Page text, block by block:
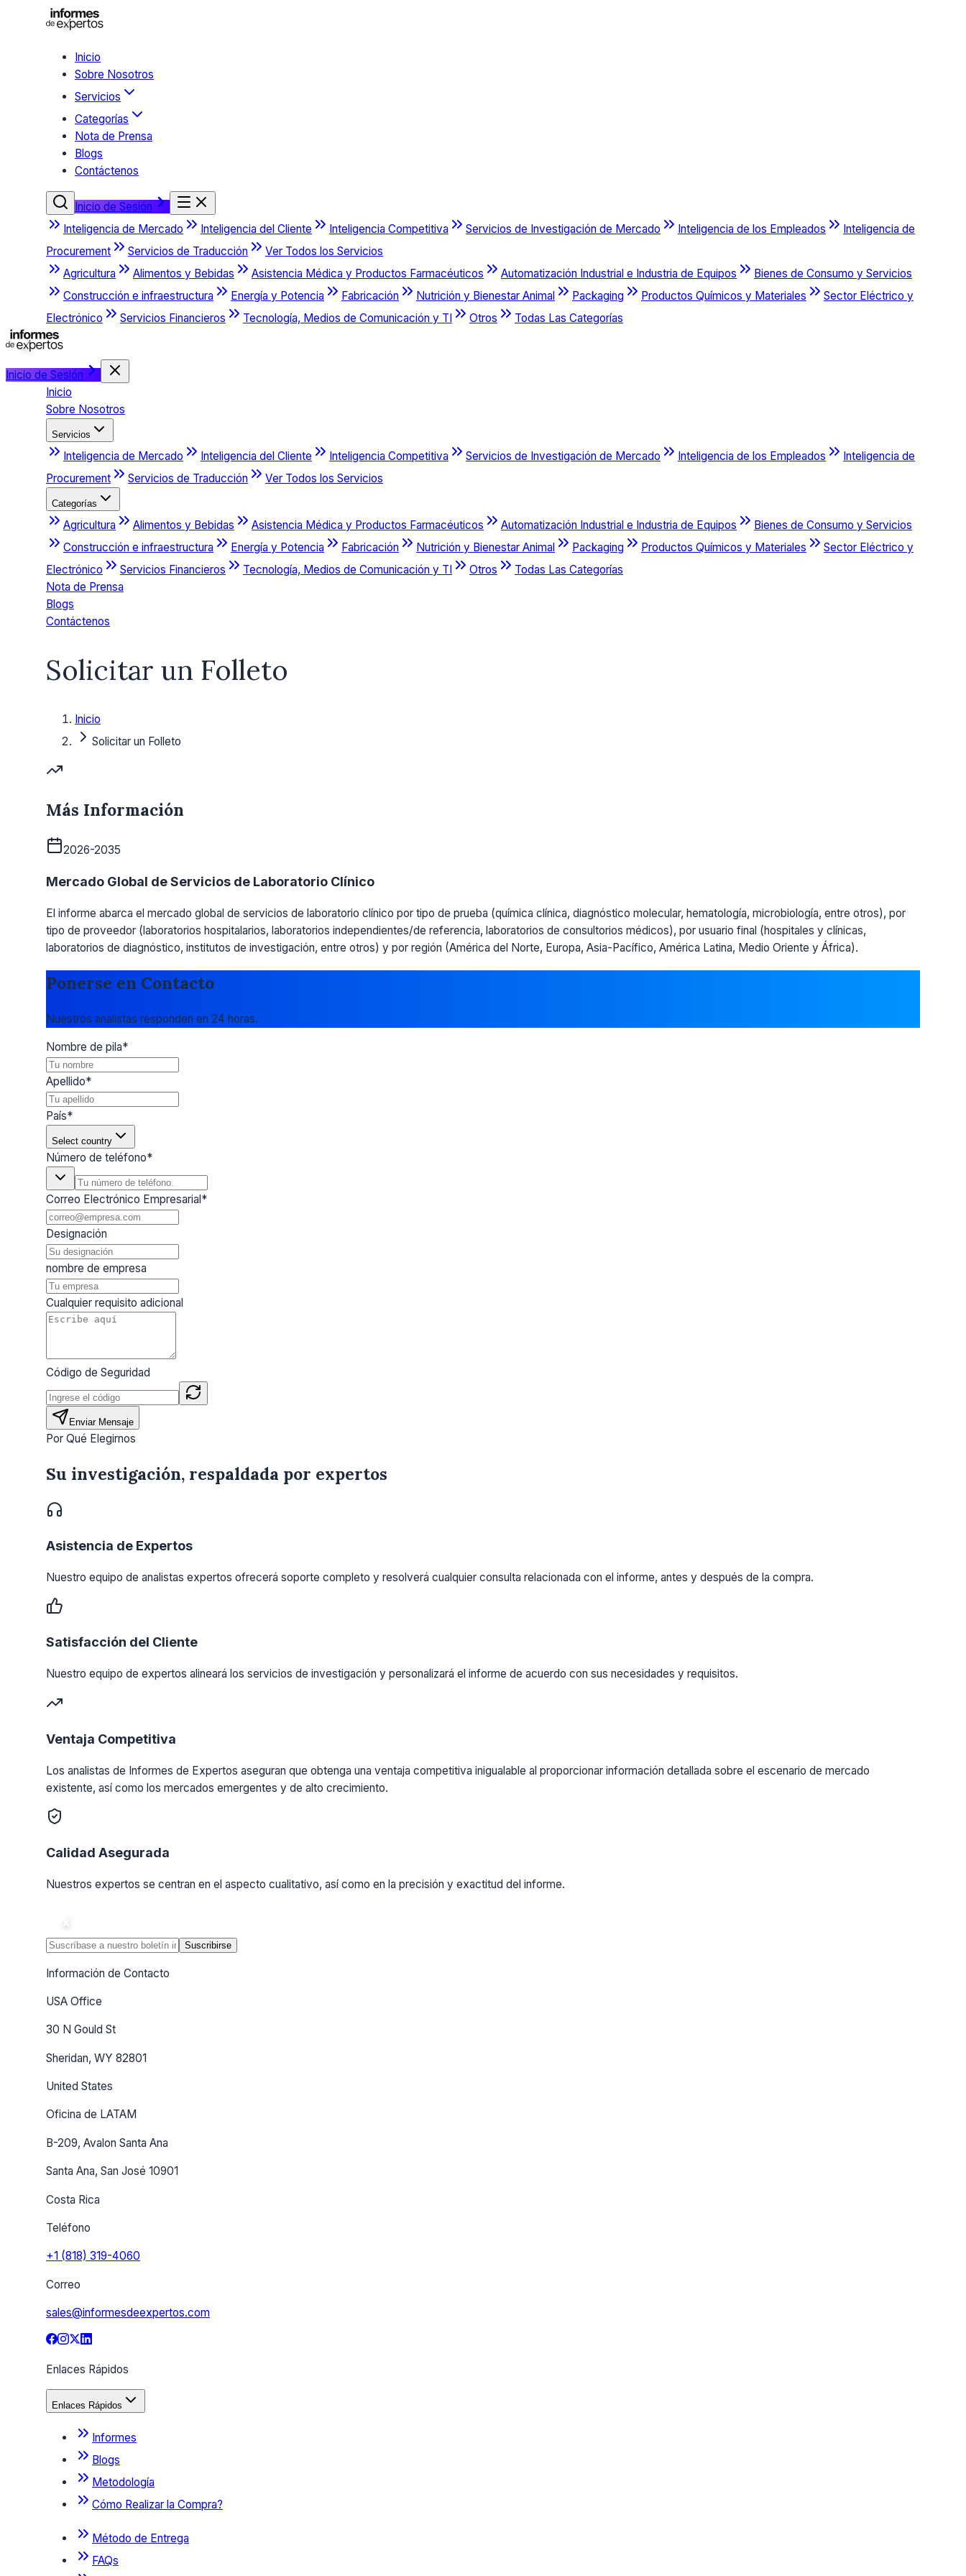
Inicio
Sobre Nosotros
Servicios
Categorías
Nota de Prensa
Blogs
Contáctenos
Inicio de Sesión
Inteligencia de Mercado
Inteligencia del Cliente Inteligencia Competitiva Servicios de Investigación de Mercado Inteligencia de los Empleados
Inteligencia de
Procurement
Servicios de Traducción
Ver Todos los Servicios
Agricultura
Alimentos y Bebidas Asistencia Médica y Productos Farmacéuticos Automatización Industrial e Industria de Equipos
Bienes de Consumo y Servicios
Construcción e infraestructura
Energía y Potencia Fabricación Nutrición y Bienestar Animal Packaging Productos Químicos y Materiales
Sector Eléctrico y
Electrónico
Servicios Financieros Tecnología, Medios de Comunicación y TI Otros Todas Las Categorías
Inicio de Sesión
Inicio
Sobre Nosotros
Servicios
Inteligencia de Mercado Inteligencia del Cliente Inteligencia Competitiva Servicios de Investigación de Mercado Inteligencia de los Empleados
Inteligencia de
Procurement
Servicios de Traducción Ver Todos los Servicios
Categorías
Agricultura Alimentos y Bebidas Asistencia Médica y Productos Farmacéuticos Automatización Industrial e Industria de Equipos
Bienes de Consumo y Servicios
Construcción e infraestructura
Energía y Potencia Fabricación Nutrición y Bienestar Animal Packaging Productos Químicos y Materiales
Sector Eléctrico y
Electrónico
Servicios Financieros Tecnología, Medios de Comunicación y TI Otros
Todas Las Categorías
Nota de Prensa
Blogs
Contáctenos
Solicitar un Folleto
Inicio
Solicitar un Folleto
Más Información
2026-2035
Mercado Global de Servicios de Laboratorio Clínico
El informe abarca el mercado global de servicios de laboratorio clínico por tipo de prueba (química clínica, diagnóstico molecular, hematología, microbiología, entre otros), por
tipo de proveedor (laboratorios hospitalarios, laboratorios independientes/de referencia, laboratorios de consultorios médicos), por usuario final (hospitales y clínicas,
laboratorios de diagnóstico, institutos de investigación, entre otros) y por región (América del Norte, Europa, Asia-Pacífico, América Latina, Medio Oriente y África).
Ponerse en Contacto
Nuestros analistas responden en 24 horas.
Nombre de pila*
Apellido*
País*
Select country
Número de teléfono*
Correo Electrónico Empresarial*
Designación
nombre de empresa
Cualquier requisito adicional
Código de Seguridad
Enviar Mensaje
Por Qué Elegirnos
Su investigación, respaldada por expertos
Asistencia de Expertos
Nuestro equipo de analistas expertos ofrecerá soporte completo y resolverá cualquier consulta relacionada con el informe, antes y después de la compra.
Satisfacción del Cliente
Nuestro equipo de expertos alineará los servicios de investigación y personalizará el informe de acuerdo con sus necesidades y requisitos.
Ventaja Competitiva
Los analistas de Informes de Expertos aseguran que obtenga una ventaja competitiva inigualable al proporcionar información detallada sobre el escenario de mercado
existente, así como los mercados emergentes y de alto crecimiento.
Calidad Asegurada
Nuestros expertos se centran en el aspecto cualitativo, así como en la precisión y exactitud del informe.
Suscribirse
Información de Contacto
USA Office
30 N Gould St
Sheridan, WY 82801
United States
Oficina de LATAM
B-209, Avalon Santa Ana
Santa Ana, San José 10901
Costa Rica
Teléfono
+1 (818) 319-4060
Correo
sales@informesdeexpertos.com
Enlaces Rápidos
Enlaces Rápidos
Informes
Blogs
Metodología
Cómo Realizar la Compra?
Método de Entrega
FAQs